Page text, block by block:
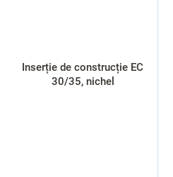
Inserție de construcție EC
30/35, nichel